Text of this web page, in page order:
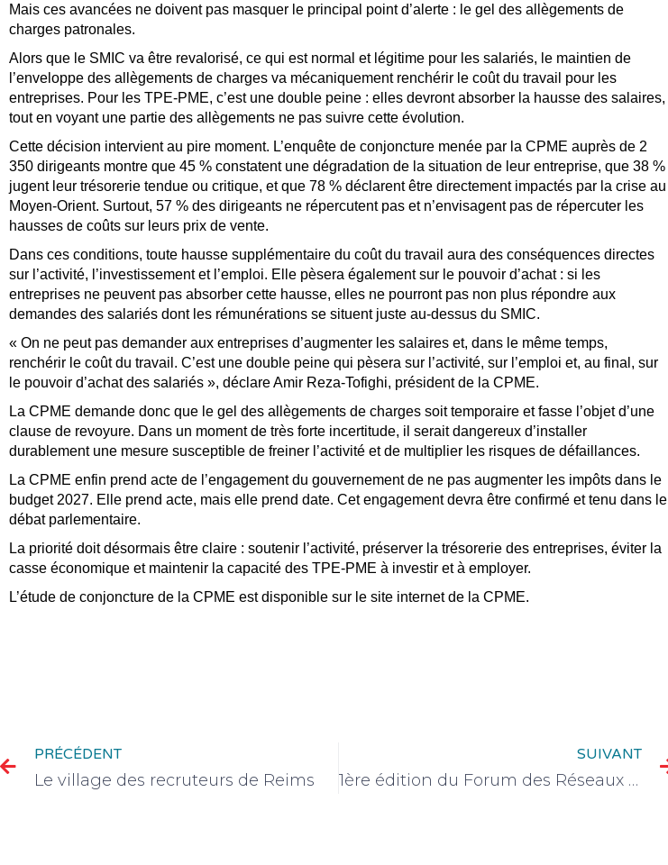
Mais ces avancées ne doivent pas masquer le principal point d’alerte : le gel des allègements de
charges patronales.
Alors que le SMIC va être revalorisé, ce qui est normal et légitime pour les salariés, le maintien de
l’enveloppe des allègements de charges va mécaniquement renchérir le coût du travail pour les
entreprises. Pour les TPE-PME, c’est une double peine : elles devront absorber la hausse des salaires,
tout en voyant une partie des allègements ne pas suivre cette évolution.
Cette décision intervient au pire moment. L’enquête de conjoncture menée par la CPME auprès de 2
350 dirigeants montre que 45 % constatent une dégradation de la situation de leur entreprise, que 38 %
jugent leur trésorerie tendue ou critique, et que 78 % déclarent être directement impactés par la crise au
Moyen-Orient. Surtout, 57 % des dirigeants ne répercutent pas et n’envisagent pas de répercuter les
hausses de coûts sur leurs prix de vente.
Dans ces conditions, toute hausse supplémentaire du coût du travail aura des conséquences directes
sur l’activité, l’investissement et l’emploi. Elle pèsera également sur le pouvoir d’achat : si les
entreprises ne peuvent pas absorber cette hausse, elles ne pourront pas non plus répondre aux
demandes des salariés dont les rémunérations se situent juste au-dessus du SMIC.
« On ne peut pas demander aux entreprises d’augmenter les salaires et, dans le même temps,
renchérir le coût du travail. C’est une double peine qui pèsera sur l’activité, sur l’emploi et, au final, sur
le pouvoir d’achat des salariés », déclare Amir Reza-Tofighi, président de la CPME.
La CPME demande donc que le gel des allègements de charges soit temporaire et fasse l’objet d’une
clause de revoyure. Dans un moment de très forte incertitude, il serait dangereux d’installer
durablement une mesure susceptible de freiner l’activité et de multiplier les risques de défaillances.
La CPME enfin prend acte de l’engagement du gouvernement de ne pas augmenter les impôts dans le
budget 2027. Elle prend acte, mais elle prend date. Cet engagement devra être confirmé et tenu dans le
débat parlementaire.
La priorité doit désormais être claire : soutenir l’activité, préserver la trésorerie des entreprises, éviter la
casse économique et maintenir la capacité des TPE-PME à investir et à employer.
L’étude de conjoncture de la CPME est disponible sur le site internet de la CPME.
PRÉCÉDENT
Le village des recruteurs de Reims
SUIVANT
1ère édition du Forum des Réseaux Business de Saint-Memmie